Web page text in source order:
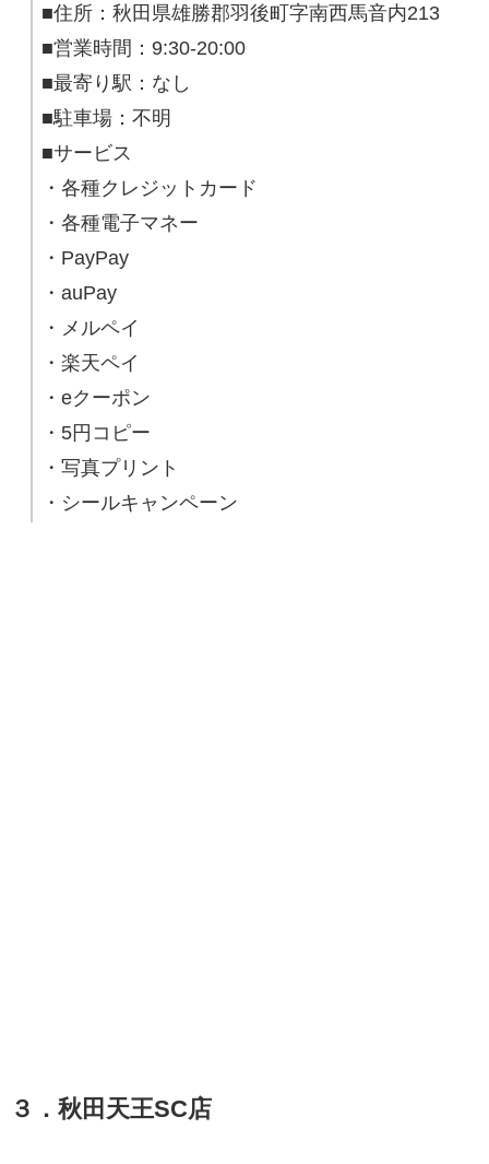
■住所：秋田県雄勝郡羽後町字南西馬音内213
■営業時間：9:30-20:00
■最寄り駅：なし
■駐車場：不明
■サービス
・各種クレジットカード
・各種電子マネー
・PayPay
・auPay
・メルペイ
・楽天ペイ
・eクーポン
・5円コピー
・写真プリント
・シールキャンペーン
３．秋田天王SC店